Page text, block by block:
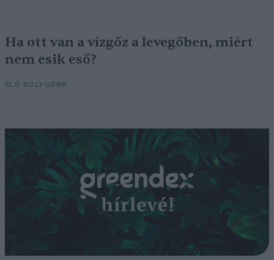
Ha ott van a vízgőz a levegőben, miért
nem esik eső?
ÉLŐ BOLYGÓNK